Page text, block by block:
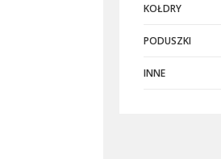
KOŁDRY
PODUSZKI
INNE